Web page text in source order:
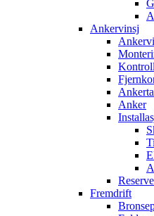
Ankervinsj
Anker
Fremdrift